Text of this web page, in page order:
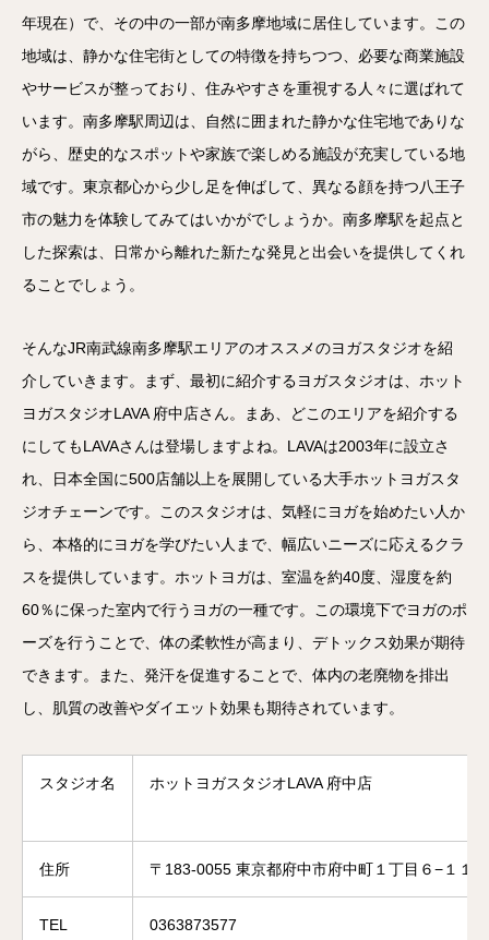
年現在）で、その中の一部が南多摩地域に居住しています。この
地域は、静かな住宅街としての特徴を持ちつつ、必要な商業施設
やサービスが整っており、住みやすさを重視する人々に選ばれて
います。南多摩駅周辺は、自然に囲まれた静かな住宅地でありな
がら、歴史的なスポットや家族で楽しめる施設が充実している地
域です。東京都心から少し足を伸ばして、異なる顔を持つ八王子
市の魅力を体験してみてはいかがでしょうか。南多摩駅を起点と
した探索は、日常から離れた新たな発見と出会いを提供してくれ
ることでしょう。
そんなJR南武線南多摩駅エリアのオススメのヨガスタジオを紹
介していきます。まず、最初に紹介するヨガスタジオは、ホット
ヨガスタジオLAVA 府中店さん。まあ、どこのエリアを紹介する
にしてもLAVAさんは登場しますよね。LAVAは2003年に設立さ
れ、日本全国に500店舗以上を展開している大手ホットヨガスタ
ジオチェーンです。このスタジオは、気軽にヨガを始めたい人か
ら、本格的にヨガを学びたい人まで、幅広いニーズに応えるクラ
スを提供しています。ホットヨガは、室温を約40度、湿度を約
60％に保った室内で行うヨガの一種です。この環境下でヨガのポ
ーズを行うことで、体の柔軟性が高まり、デトックス効果が期待
できます。また、発汗を促進することで、体内の老廃物を排出
し、肌質の改善やダイエット効果も期待されています。
スタジオ名 ホットヨガスタジオLAVA 府中店
住所 〒183-0055 東京都府中市府中町１丁目６−１１
TEL 0363873577